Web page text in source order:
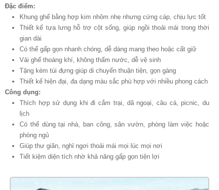
Đặc điểm:
Khung ghế bằng hợp kim nhôm nhẹ nhưng cứng cáp, chịu lực tốt
Thiết kế tựa lưng hỗ trợ cột sống, giúp ngồi thoải mái trong thời
gian dài
Có thể gấp gọn nhanh chóng, dễ dàng mang theo hoặc cất giữ
Vải ghế thoáng khí, không thấm nước, dễ vệ sinh
Tặng kèm túi đựng giúp di chuyển thuận tiện, gọn gàng
Thiết kế hiện đại, đa dạng màu sắc phù hợp với nhiều phong cách
Công dụng:
Thích hợp sử dụng khi đi cắm trại, dã ngoại, câu cá, picnic, du
lịch
Có thể dùng tại nhà, ban công, sân vườn, phòng làm việc hoặc
phòng ngủ
Giúp thư giãn, nghỉ ngơi thoải mái mọi lúc mọi nơi
Tiết kiệm diện tích nhờ khả năng gấp gọn tiện lợi